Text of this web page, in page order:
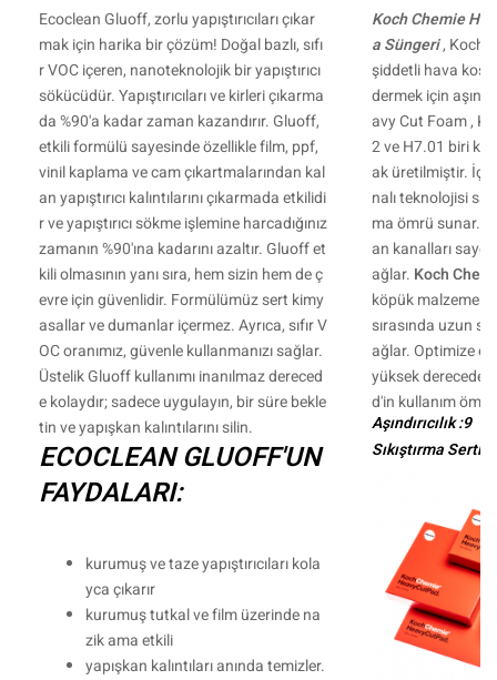
Ecoclean Gluoff, zorlu yapıştırıcıları çıkar
mak için harika bir çözüm! Doğal bazlı, sıfı
r VOC içeren, nanoteknolojik bir yapıştırıcı
sökücüdür. Yapıştırıcıları ve kirleri çıkarma
da %90'a kadar zaman kazandırır. Gluoff,
etkili formülü sayesinde özellikle film, ppf,
vinil kaplama ve cam çıkartmalarından kal
an yapıştırıcı kalıntılarını çıkarmada etkilidi
r ve yapıştırıcı sökme işlemine harcadığınız
zamanın %90'ına kadarını azaltır. Gluoff et
kili olmasının yanı sıra, hem sizin hem de ç
evre için güvenlidir. Formülümüz sert kimy
asallar ve dumanlar içermez. Ayrıca, sıfır V
OC oranımız, güvenle kullanmanızı sağlar.
Üstelik Gluoff kullanımı inanılmaz dereced
e kolaydır; sadece uygulayın, bir süre bekle
tin ve yapışkan kalıntılarını silin.
ECOCLEAN GLUOFF'UN
FAYDALARI:
kurumuş ve taze yapıştırıcıları kola
yca çıkarır
kurumuş tutkal ve film üzerinde na
zik ama etkili
yapışkan kalıntıları anında temizler.
Koch Chemie
a Süngeri, Koch
şiddetli hava
dermek için
avy Cut Foam ,
2 ve H7.01 biri
ak üretilmiştir.
nalı teknolojisi
ma ömrü sunar.
an kanalları
ağlar. Koch
köpük
sırasında uzun
ağlar. Optimize
yüksek derecede
d'in kullanım
Aşındırıcılık :9
Sıkıştırma